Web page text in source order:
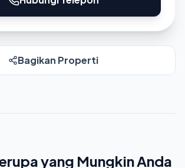
Bagikan Properti
yang Mungkin Anda